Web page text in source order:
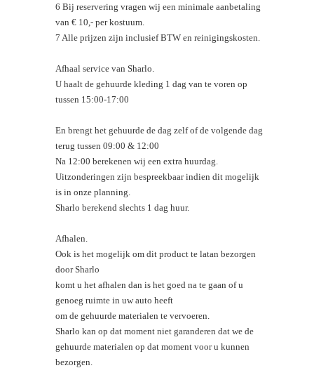
6 Bij reservering vragen wij een minimale aanbetaling
van € 10,- per kostuum.
7 Alle prijzen zijn inclusief BTW en reinigingskosten.
Afhaal service van Sharlo.
U haalt de gehuurde kleding 1 dag van te voren op
tussen 15:00-17:00
En brengt het gehuurde de dag zelf of de volgende dag
terug tussen 09:00 & 12:00
Na 12:00 berekenen wij een extra huurdag.
Uitzonderingen zijn bespreekbaar indien dit mogelijk
is in onze planning.
Sharlo berekend slechts 1 dag huur.
Afhalen.
Ook is het mogelijk om dit product te latan bezorgen
door Sharlo
komt u het afhalen dan is het goed na te gaan of u
genoeg ruimte in uw auto heeft
om de gehuurde materialen te vervoeren.
Sharlo kan op dat moment niet garanderen dat we de
gehuurde materialen op dat moment voor u kunnen
bezorgen.